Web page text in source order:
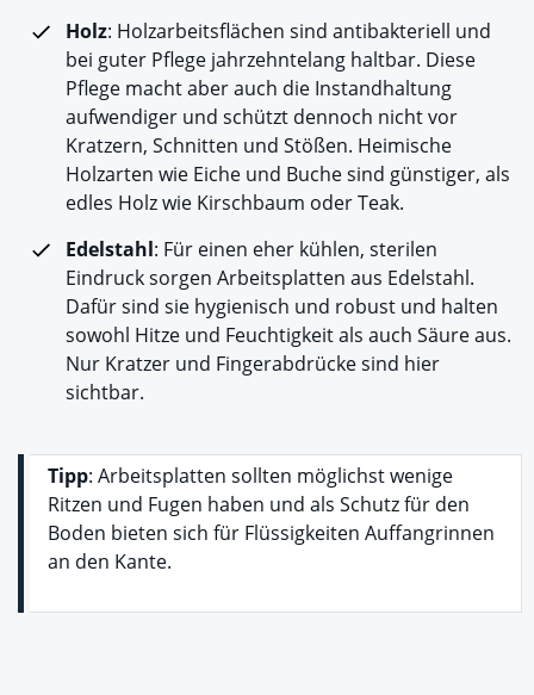
Holz: Holzarbeitsflächen sind antibakteriell und
bei guter Pflege jahrzehntelang haltbar. Diese
Pflege macht aber auch die Instandhaltung
aufwendiger und schützt dennoch nicht vor
Kratzern, Schnitten und Stößen. Heimische
Holzarten wie Eiche und Buche sind günstiger, als
edles Holz wie Kirschbaum oder Teak.
Edelstahl: Für einen eher kühlen, sterilen
Eindruck sorgen Arbeitsplatten aus Edelstahl.
Dafür sind sie hygienisch und robust und halten
sowohl Hitze und Feuchtigkeit als auch Säure aus.
Nur Kratzer und Fingerabdrücke sind hier
sichtbar.
Tipp: Arbeitsplatten sollten möglichst wenige
Ritzen und Fugen haben und als Schutz für den
Boden bieten sich für Flüssigkeiten Auffangrinnen
an den Kante.